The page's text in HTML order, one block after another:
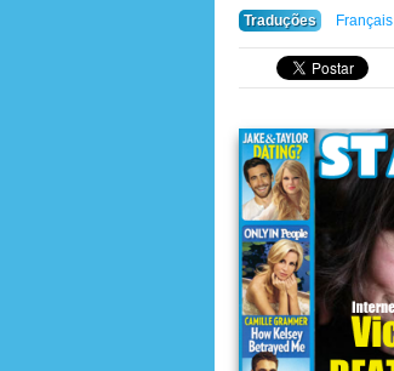
Traduções
Français